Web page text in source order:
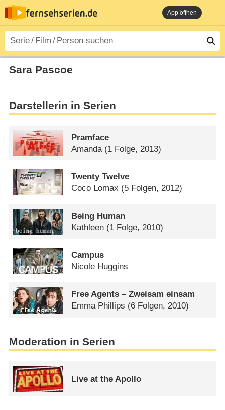
App öffnen
Sara Pascoe
Darstellerin in Serien
Pramface
Amanda (1 Folge, 2013)
Twenty Twelve
Coco Lomax (5 Folgen, 2012)
Being Human
Kathleen (1 Folge, 2010)
Campus
Nicole Huggins
Free Agents – Zweisam einsam
Emma Phillips (6 Folgen, 2010)
Moderation in Serien
Live at the Apollo